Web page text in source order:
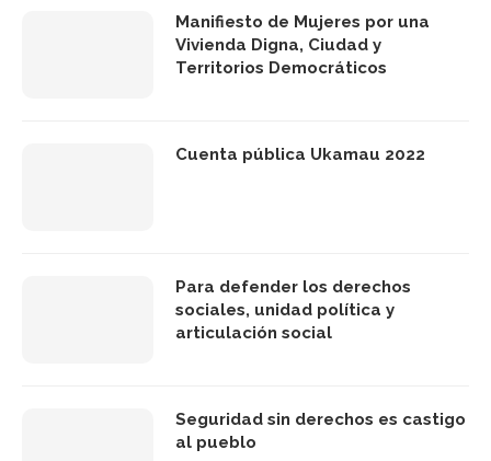
Manifiesto de Mujeres por una
Vivienda Digna, Ciudad y
Territorios Democráticos
Cuenta pública Ukamau 2022
Para defender los derechos
sociales, unidad política y
articulación social
Seguridad sin derechos es castigo
al pueblo